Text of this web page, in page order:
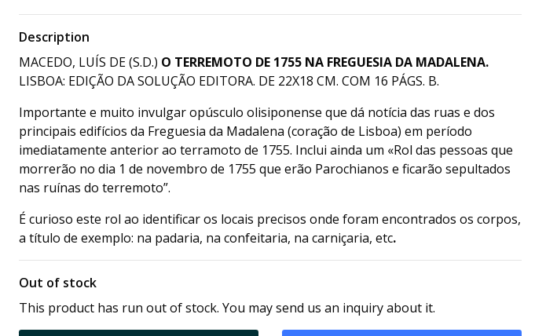
Description
MACEDO, LUÍS DE (S.D.) O TERREMOTO DE 1755 NA FREGUESIA DA MADALENA.
LISBOA: EDIÇÃO DA SOLUÇÃO EDITORA. DE 22X18 CM. COM 16 PÁGS. B.
Importante e muito invulgar opúsculo olisiponense que dá notícia das ruas e dos
principais edifícios da Freguesia da Madalena (coração de Lisboa) em período
imediatamente anterior ao terramoto de 1755. Inclui ainda um «Rol das pessoas que
morrerão no dia 1 de novembro de 1755 que erão Parochianos e ficarão sepultados
nas ruínas do terremoto”.
É curioso este rol ao identificar os locais precisos onde foram encontrados os corpos,
a título de exemplo: na padaria, na confeitaria, na carniçaria, etc.
Out of stock
This product has run out of stock. You may send us an inquiry about it.